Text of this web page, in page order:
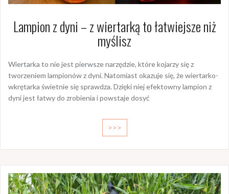
Lampion z dyni – z wiertarką to łatwiejsze niż
myślisz
Wiertarka to nie jest pierwsze narzędzie, które kojarzy się z
tworzeniem lampionów z dyni. Natomiast okazuje się, że wiertarko-
wkrętarka świetnie się sprawdza. Dzięki niej efektowny lampion z
dyni jest łatwy do zrobienia i powstaje dosyć
>>>